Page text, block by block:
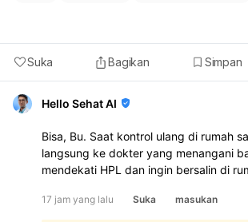
Suka Bagikan Simpan
Hello Sehat AI
Bisa, Bu. Saat kontrol ulang di rumah
langsung ke dokter yang menangani
mendekati HPL dan ingin bersalin di
menentukan apakah persalinan bisa
17 jam yang lalu Suka masukan